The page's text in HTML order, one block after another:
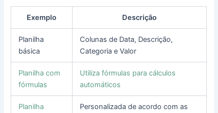
Exemplo Descrição
Planilha
básica
Colunas de Data, Descrição,
Categoria e Valor
Planilha com
fórmulas
Utiliza fórmulas para cálculos
automáticos
Planilha
Personalizada de acordo com as